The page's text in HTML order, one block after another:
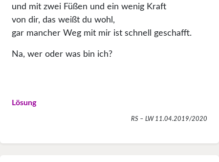
und mit zwei Füßen und ein wenig Kraft
von dir, das weißt du wohl,
gar mancher Weg mit mir ist schnell geschafft.
Na, wer oder was bin ich?
Lösung
RS – LW 11.04.2019/2020